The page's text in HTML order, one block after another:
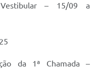
Vestibular – 15/09 a
da 1ª Chamada –